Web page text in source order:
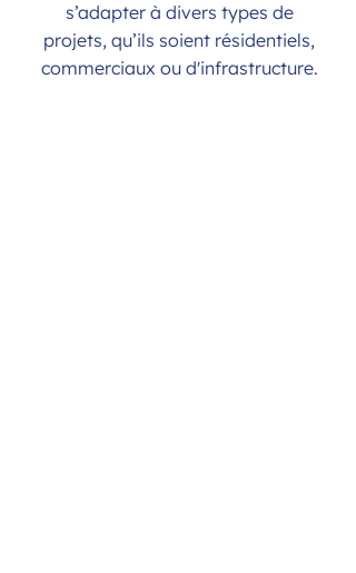
s’adapter à divers types de
projets, qu’ils soient résidentiels,
commerciaux ou d'infrastructure.